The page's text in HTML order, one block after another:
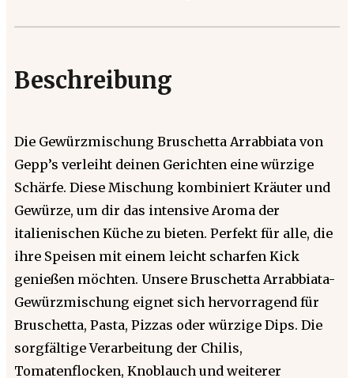
Beschreibung
Die Gewürzmischung Bruschetta Arrabbiata von
Gepp’s verleiht deinen Gerichten eine würzige
Schärfe. Diese Mischung kombiniert Kräuter und
Gewürze, um dir das intensive Aroma der
italienischen Küche zu bieten. Perfekt für alle, die
ihre Speisen mit einem leicht scharfen Kick
genießen möchten. Unsere Bruschetta Arrabbiata-
Gewürzmischung eignet sich hervorragend für
Bruschetta, Pasta, Pizzas oder würzige Dips. Die
sorgfältige Verarbeitung der Chilis,
Tomatenflocken, Knoblauch und weiterer